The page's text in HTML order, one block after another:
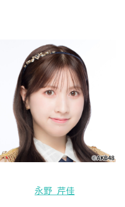
永野 芹佳